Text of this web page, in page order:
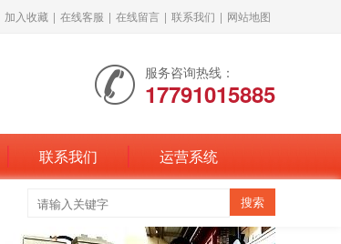
加入收藏 | 在线客服 | 在线留言 | 联系我们 | 网站地图
服务咨询热线：
17791015885
联系我们 运营系统